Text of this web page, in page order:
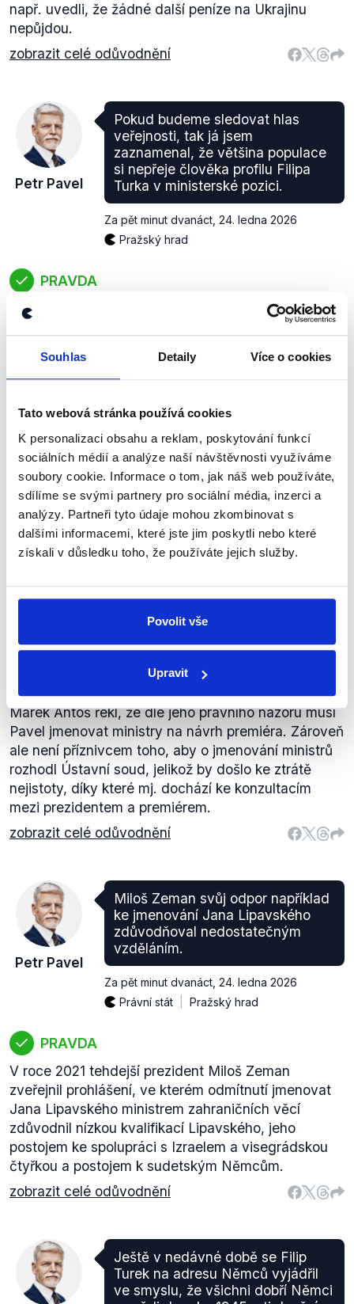
Souhlas Detaily Více o cookies
Tato webová stránka používá cookies
K personalizaci obsahu a reklam, poskytování funkcí
sociálních médií a analýze naší návštěvnosti využíváme
soubory cookie. Informace o tom, jak náš web používáte,
sdílíme se svými partnery pro sociální média, inzerci a
analýzy. Partneři tyto údaje mohou zkombinovat s
dalšími informacemi, které jste jim poskytli nebo které
získali v důsledku toho, že používáte jejich služby.
Povolit vše
Upravit
např. uvedli, že žádné další peníze na Ukrajinu
nepůjdou.
zobrazit celé odůvodnění
Petr Pavel
Pokud budeme sledovat hlas
veřejnosti, tak já jsem
zaznamenal, že většina populace
si nepřeje člověka profilu Filipa
Turka v ministerské pozici.
Za pět minut dvanáct 24. ledna 2026
Pražský hrad
PRAVDA
Podle průzkumů veřejného mínění od agentur
Kantar a NMS, které byly zveřejněny v prosinci
aby Filip Turek působil v ministerské funkci.
Petr Pavel
(…) doktoru Antošovi, tak ten
zároveň také říká, že určitá míra
konstruktivní nejistoty je naopak
žádoucí a že by asi nebylo úplně
dobré vymezit ten prostor tak, aby
došlo buďto k posílení pravomoci
prezidenta, anebo naopak
v podstatě kohokoliv.
Za pět minut dvanáct
Právní stát
Marek Antoš řekl, že dle jeho právního názoru musí
Pavel jmenovat ministry na návrh premiéra. Zároveň
ale není příznivcem toho, aby o jmenování ministrů
rozhodl Ústavní soud, jelikož by došlo ke ztrátě
nejistoty, díky které mj. dochází ke konzultacím
mezi prezidentem a premiérem.
zobrazit celé odůvodnění
Petr Pavel
Miloš Zeman svůj odpor například
ke jmenování Jana Lipavského
zdůvodňoval nedostatečným
vzděláním.
Za pět minut dvanáct 24. ledna 2026
Právní stát
Pražský hrad
PRAVDA
V roce 2021 tehdejší prezident Miloš Zeman
zveřejnil prohlášení, ve kterém odmítnutí jmenovat
Jana Lipavského ministrem zahraničních věcí
zdůvodnil nízkou kvalifikací Lipavského, jeho
postojem ke spolupráci s Izraelem a visegrádskou
čtyřkou a postojem k sudetským Němcům.
zobrazit celé odůvodnění
Ještě v nedávné době se Filip
Turek na adresu Němců vyjádřil
ve smyslu, že všichni dobří Němci